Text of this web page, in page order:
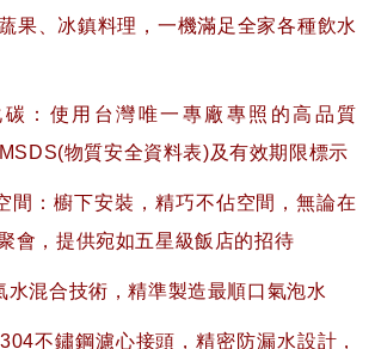
果、冰鎮料理，一機滿足全家各種飲水
：使用台灣唯一專廠專照的高品質
物質安全資料表)及有效期限標示
間：櫥下安裝，精巧不佔空間，無論在
會，提供宛如五星級飯店的招待
水混合技術，精準製造最順口氣泡水
不鏽鋼濾心接頭，精密防漏水設計，